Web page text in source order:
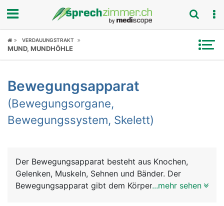
Fokus
Symptome
Untersuchungen
Ratgeber
Rubriken
VERDAUUNGSTRAKT
MUND, MUNDHÖHLE
Bewegungsapparat
(Bewegungsorgane,
Bewegungssystem, Skelett)
Der Bewegungsapparat besteht aus Knochen,
Gelenken, Muskeln, Sehnen und Bänder. Der
Bewegungsapparat gibt dem Körper Halt und
...mehr sehen